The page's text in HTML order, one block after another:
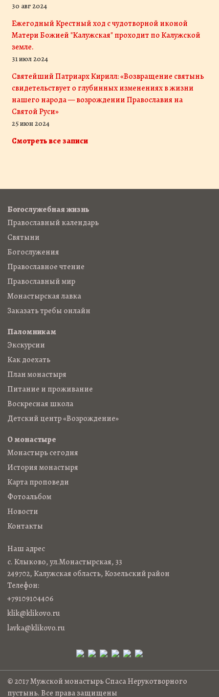
30 авг 2024
Ежегодный Крестный ход с чудотворной иконой
Матери Божией "Калужская" проходит по Калужской
земле.
31 июл 2024
Святейший Патриарх Кирилл: «Возвращение святынь
свидетельствует о глубинных изменениях в жизни
нашего народа — возрождении Православия на
Святой Руси»
25 июн 2024
Смотреть все записи
Богослужебная жизнь
Православный календарь
Святыни
Богослужения
Православное чтение
Православный мир
Монастырская лавка
Заказать требы онлайн
Паломникам
Экскурсии
Как доехать
План монастыря
Питание и проживание
Воскресная школа
Детский центр «Возрождение»
О монастыре
Монастырь сегодня
История монастыря
Карта проповеди
Фотоальбом
Новости
Контакты
Наш адрес
с. Клыково, ул.Монастырская, 33
249702, Калужская область, Козельский район
Телефон:
+79109104406
klik@klikovo.ru
lavka@klikovo.ru
© 2017 Мужской монастырь Спаса Нерукотворного
пустынь. Все права защищены